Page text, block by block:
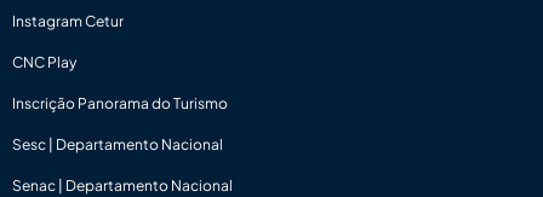
Instagram Cetur
CNC Play
Inscrição Panorama do Turismo
Sesc | Departamento Nacional
Senac | Departamento Nacional